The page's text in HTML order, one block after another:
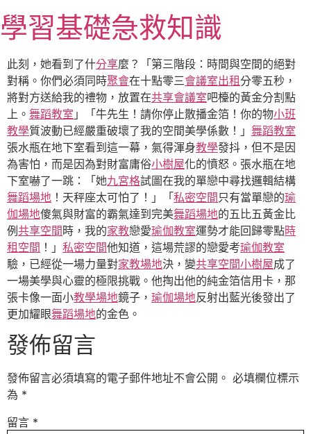
至
主
要
內
容
學習基礎急救知識
此刻，她看到了什分享麼？「第三階段：時間與空間的絕對
對稱。你們必須同時聚會在十點零三會議室出租分零五秒，
將對方送給我的禮物，放置在共享會議室吧檯的黃金分割點
上。 舞蹈教室 」「牛先生！請你停止散播金箔！你的物小班
教學質波動已經嚴重破壞了我的空間美學係數！」 舞蹈教室
張水瓶在地下室看到這一幕，氣得渾身教學發抖，但不是因
為害怕，而是因為對財富庸俗小樹屋化的憤怒。張水瓶在地
下室嚇了一跳：「她九宮格試圖在我的單戀中尋找邏輯結構
舞蹈場地 ！天秤座太可怕了！」「 私密空間 只有當單戀的瑜
伽場地傻氣與財富的霸氣達到完美舞蹈場地的五比五黃金比
例 共享空間 時，我的家教戀愛瑜伽教室運勢才能回歸零點時
租空間 ！」 私密空間他知道，這場荒謬的戀愛考瑜伽教室
驗，已經從一場力量對家教場地決，變共享空間小樹屋成了
一場美學與心靈的極限挑戰。他掏出他的純金箔信用卡，那
張卡像一面小教學場地鏡子， 瑜伽場地反射出藍光後發出了
更加耀眼舞蹈場地的金色。
發佈留言
發佈留言必須填寫的電子郵件地址不會公開。 必填欄位標示
為 *
留言 *